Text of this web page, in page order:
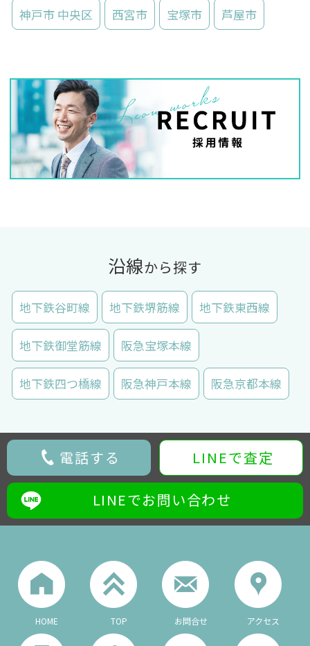
神戸市 中央区 西宮市 宝塚市 芦屋市
沿線から探す
地下鉄谷町線 地下鉄堺筋線 地下鉄東西線
地下鉄御堂筋線 阪急宝塚本線
地下鉄四つ橋線 阪急神戸本線 阪急京都本線
電話する LINEで査定
LINEでお問い合わせ
HOME TOP お問合せ アクセス